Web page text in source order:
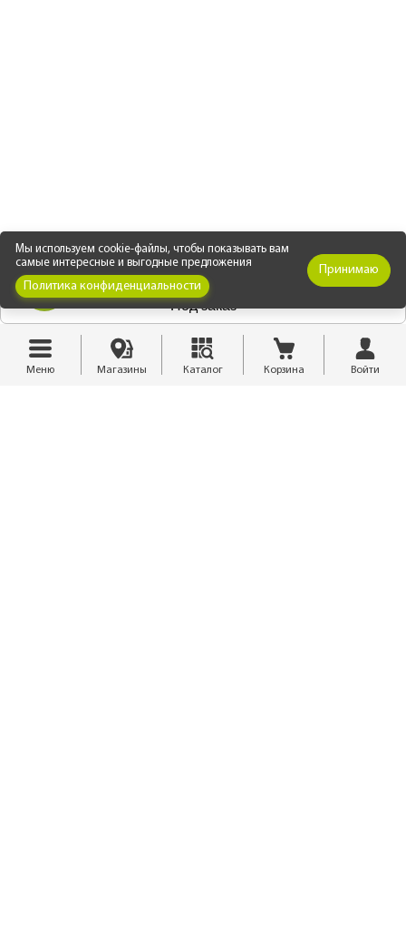
Под заказ
Мы используем cookie-файлы, чтобы показывать вам
самые интересные и выгодные предложения
Политика конфиденциальности
Принимаю
Меню Магазины Каталог Корзина Войти